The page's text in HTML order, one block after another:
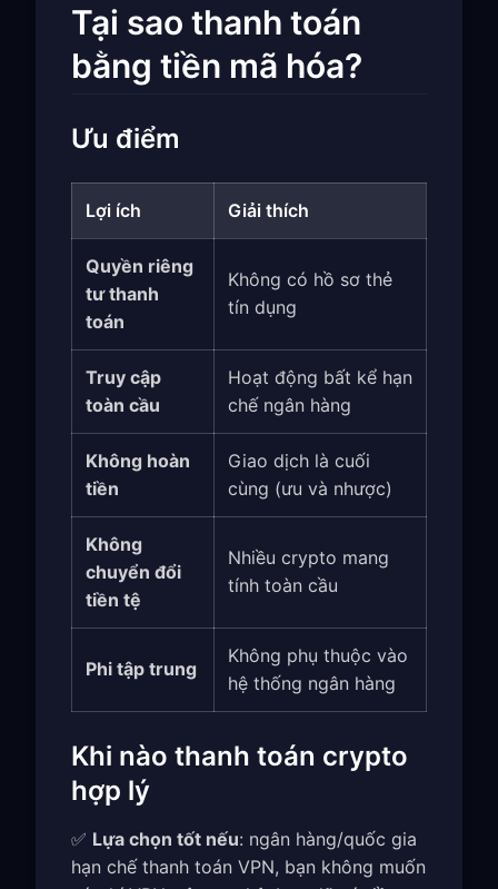
Tại sao thanh toán
bằng tiền mã hóa?
Ưu điểm
Lợi ích Giải thích
Quyền riêng
tư thanh
toán
Không có hồ sơ thẻ
tín dụng
Truy cập
toàn cầu
Hoạt động bất kể hạn
chế ngân hàng
Không hoàn
tiền
Giao dịch là cuối
cùng (ưu và nhược)
Không
chuyển đổi
tiền tệ
Nhiều crypto mang
tính toàn cầu
Phi tập trung
Không phụ thuộc vào
hệ thống ngân hàng
Khi nào thanh toán crypto
hợp lý
✅ Lựa chọn tốt nếu: ngân hàng/quốc gia
hạn chế thanh toán VPN, bạn không muốn